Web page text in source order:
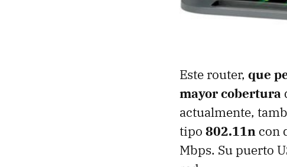
Este router, que
mayor cobertura
actualmente,
tipo 802.11n con
Mbps. Su puerto